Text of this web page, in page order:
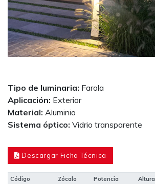
Tipo de luminaria: Farola
Aplicación: Exterior
Material: Aluminio
Sistema óptico: Vidrio transparente
Descargar Ficha Técnica
Código Zócalo Potencia Altura